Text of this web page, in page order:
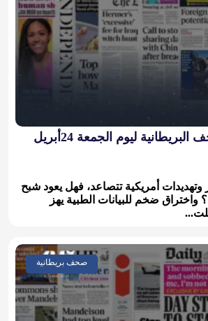
أبرز عناوين الصحف البريطانية ليوم الجمعة 24أبريل
وتهديدات أمريكية تتصاعد، فهل يعود شبح
واختراق ضخم للبيانات الطبية يهز
صحف بريطانية